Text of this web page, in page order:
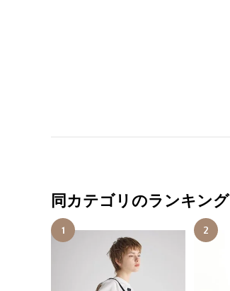
同カテゴリのランキング
1 2